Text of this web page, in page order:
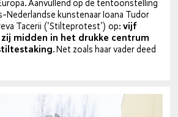
Aan­vul­lend op de ten­toon­stel­ling
Ne­der­land­se kun­ste­naar Ioana Tudor
Tacerii ('Stil­te­pro­test') op:vijf
midden in het drukke centrum
. Net zoals haar vader deed